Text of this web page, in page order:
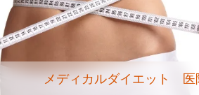
メディカルダイエット 医